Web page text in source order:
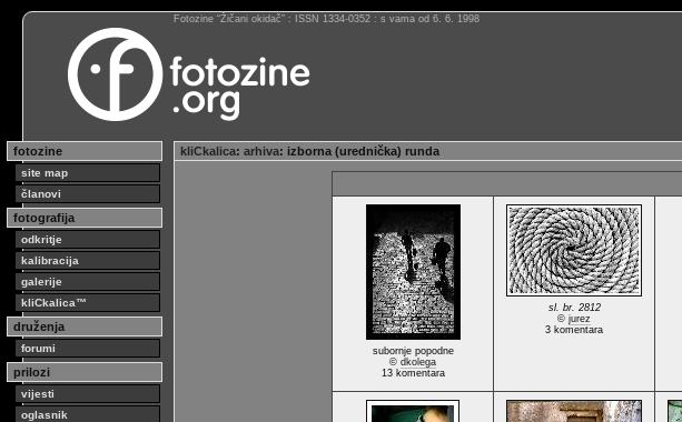
Fotozine “Žičani okidač” : ISSN 1334-0352 : s vama od 6. 6. 1998
fotozine
site map
članovi
fotografija
odkritje
kalibracija
galerije
kliCkalica™
druženja
forumi
prilozi
vijesti
oglasnik
kliCkalica: arhiva: izborna (urednička) runda
subornje popodne
©dkolega
13 komentara
sl. br. 2812
©jurez
3 komentara